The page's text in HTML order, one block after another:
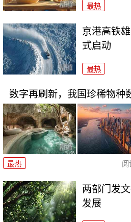
最热
京港高铁
式启动
最热
数字再刷新，我国珍稀物种
最热 阅
两部门发
发展